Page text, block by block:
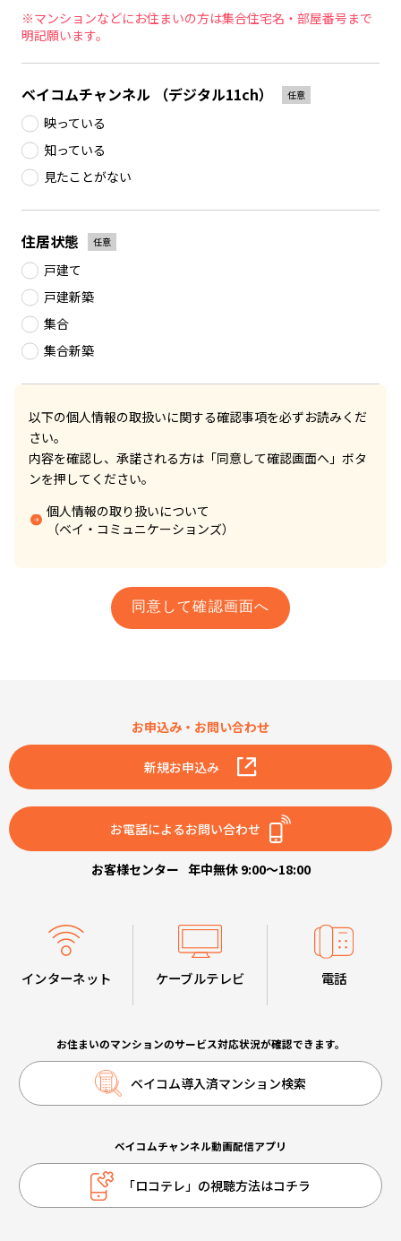
※マンションなどにお住まいの方は集合住宅名・部屋番号まで
明記願います。
ベイコムチャンネル （デジタル11ch） 任意
映っている
知っている
見たことがない
住居状態 任意
戸建て
戸建新築
集合
集合新築
以下の個人情報の取扱いに関する確認事項を必ずお読みくだ
さい。
内容を確認し、承諾される方は「同意して確認画面へ」ボタ
ンを押してください。
個人情報の取り扱いについて
（ベイ・コミュニケーションズ）
お申込み・お問い合わせ
新規お申込み
お電話によるお問い合わせ
お客様センター 年中無休 9:00～18:00
インターネット ケーブルテレビ 電話
お住まいのマンションのサービス対応状況が確認できます。
ベイコム導入済マンション検索
ベイコムチャンネル動画配信アプリ
「ロコテレ」の視聴方法はコチラ